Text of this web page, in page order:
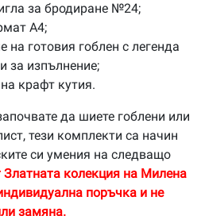
за бродиране №24;
А4;
на готовия гоблен с легенда
за изпълнение;
крафт кутия.
да шиете гоблени или
тези комплекти са начин
си умения на следващо
колекция на Милена
поръчка и не
замяна.